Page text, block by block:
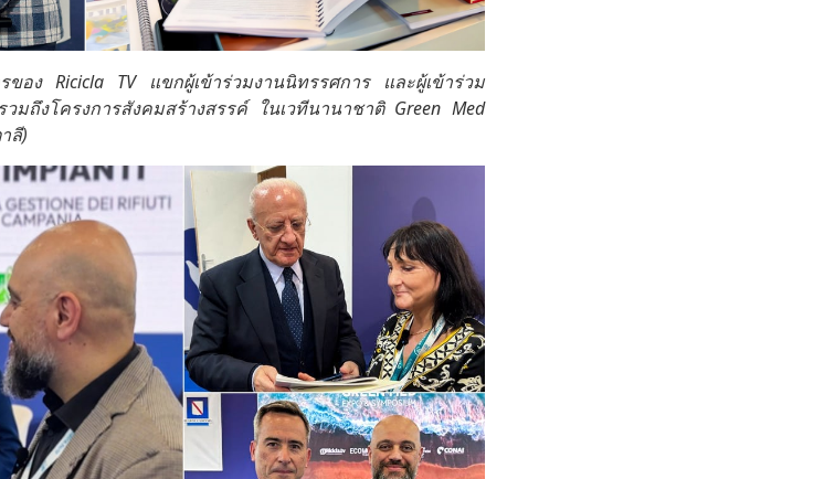
อง Ricicla TV แขกผู้เข้าร่วมงานนิทรรศการ และผู้เข้าร่วม
มถึงโครงการสังคมสร้างสรรค์ ในเวทีนานาชาติ Green Med
ลี)